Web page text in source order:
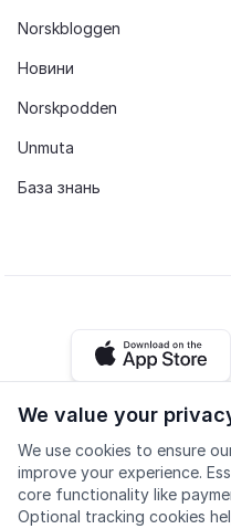
We value your
We use cookies to ensure
improve your experience.
core functionality like
Optional tracking cookies
Norskbloggen
Новини
Norskpodden
Unmuta
База знань
iOS app